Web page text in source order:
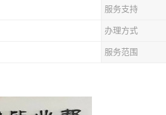
服务支持
办理方式
服务范围